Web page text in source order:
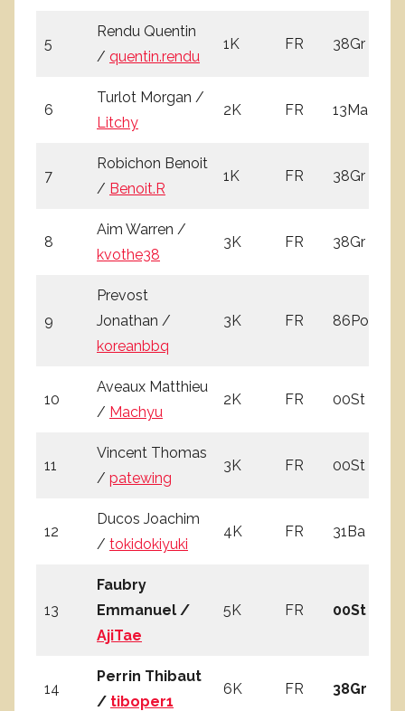
5
Rendu Quentin
/ quentin.rendu
1K FR 38Gr
6
Turlot Morgan /
Litchy
2K FR 13Ma
7
Robichon Benoit
/ Benoit.R
1K FR 38Gr
8
Aim Warren /
kvothe38
3K FR 38Gr
9
Prevost
Jonathan /
koreanbbq
3K FR 86Po
10
Aveaux Matthieu
/ Machyu
2K FR 00St
11
Vincent Thomas
/ patewing
3K FR 00St
12
Ducos Joachim
/ tokidokiyuki
4K FR 31Ba
13
Faubry
Emmanuel /
AjiTae
5K FR 00St
14
Perrin Thibaut
/ tiboper1
6K FR 38Gr